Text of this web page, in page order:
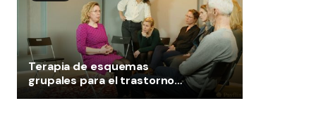
fases en la práctica clínica» (2018). Junto con Heleen
Grandia escribió el libro «Mírate a ti mismo. Reconoce,
comprende y crece con la terapia de esquemas», que
se publicará en 2026.
Terapia de esquemas
grupales para el trastorno
de personalidad del grupo C